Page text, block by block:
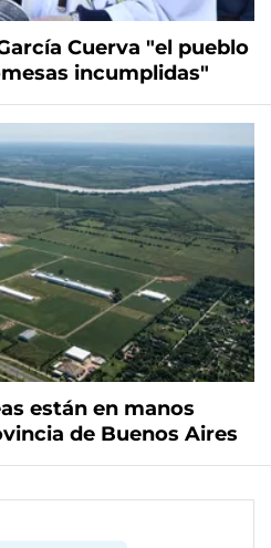
Cuerva "el pueblo
incumplidas"
están en manos
de Buenos Aires